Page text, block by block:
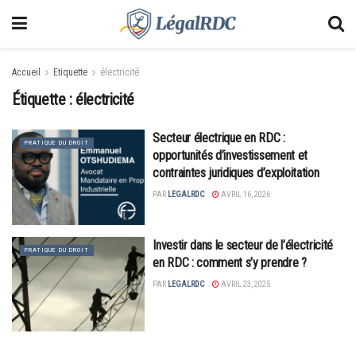
Accueil Etiquette électricité
Étiquette : électricité
PRATIQUE DU DROIT
Secteur électrique en RDC :
opportunités d’investissement et
contraintes juridiques d’exploitation
PAR LEGALRDC AVRIL 16, 2026
PRATIQUE DU DROIT
Investir dans le secteur de l’électricité
en RDC : comment s’y prendre ?
PAR LEGALRDC AVRIL 23, 2025